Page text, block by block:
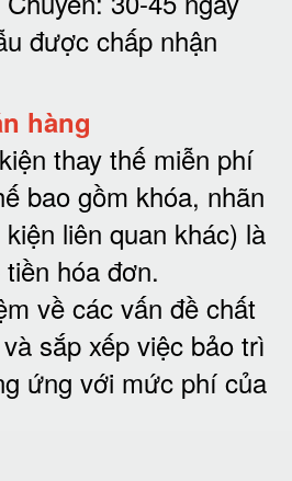
được chấp nhận
hàng
thay thế miễn phí
bao gồm khóa, nhãn
liên quan khác) là
hóa đơn.
về các vấn đề chất
sắp xếp việc bảo trì
ứng với mức phí của